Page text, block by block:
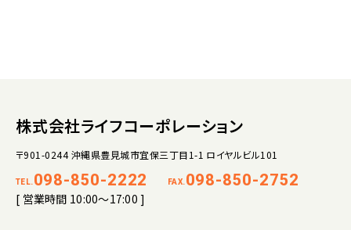
株式会社ライフコーポレーション
〒901-0244 沖縄県豊見城市宜保三丁目1-1 ロイヤルビル101
TEL. 098-850-2222 FAX. 098-850-2752
[ 営業時間 10:00～17:00 ]